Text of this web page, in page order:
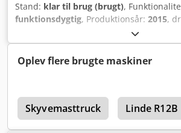
Stand: klar til brug (brugt),
funktionsdygtig, Produktionsår: 2015,
, løftehøjde:
brændstoftype:elektrisk, mastetype:
bygningshøjde:3.470 mm, Udstyr:
sideforskydning
, 11120 LINDE R14-01.
Gaffeltrucktype: Palleløfter Varekode:
LINDE Model: R14-01 År: 2015
Mastetype: Tripel Løftehøjde, mm: 8600
Oplev flere brugte maskiner
Skyvemasttruck Linde R12B